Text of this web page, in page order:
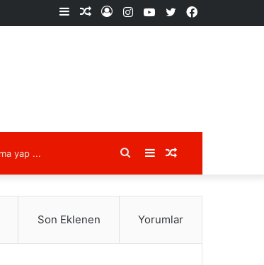
Facebook
X
YouTube
Instagram
Kayıt
Rastgele
Kenar
Rastgele
Makale
Kenar
Bölmesi
Arama
yap
Son Eklenen Yorumlar